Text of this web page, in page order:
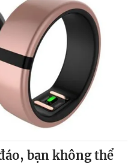
bạn không thể